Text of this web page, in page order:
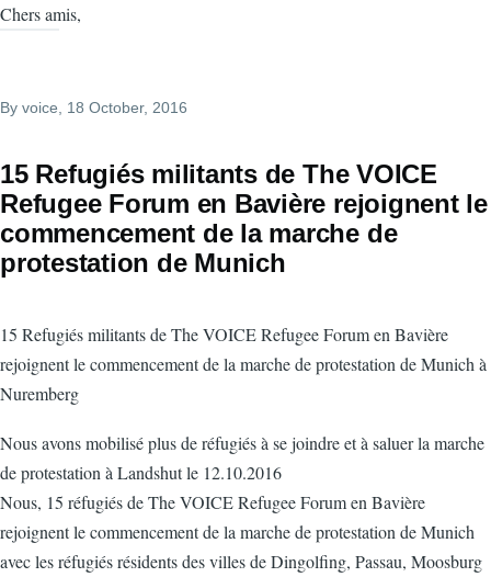
Chers amis,
By voice , 18 October, 2016
15 Refugiés militants de The VOICE
Refugee Forum en Bavière rejoignent le
commencement de la marche de
protestation de Munich
15 Refugiés militants de The VOICE Refugee Forum en Bavière
rejoignent le commencement de la marche de protestation de Munich à
Nuremberg
Nous avons mobilisé plus de réfugiés à se joindre et à saluer la marche
de protestation à Landshut le 12.10.2016
Nous, 15 réfugiés de The VOICE Refugee Forum en Bavière
rejoignent le commencement de la marche de protestation de Munich
avec les réfugiés résidents des villes de Dingolfing, Passau, Moosburg